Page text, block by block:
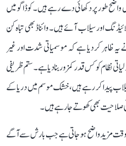
طور پر دکھائی دے رہے ہیں۔ کوڈاگو میں
اور سیلاب آئے ہیں۔ وائناڈ بھی تباہ کن
یہ ظاہر کر دیا ہے کہ موسمیاتی شدت اور غیر
نظام کو کس قدر کمزور بنا دیا ہے۔ ستم ظریفی
پیدا کر رہے ہیں، خشک موسم میں دریا کے
صلاحیت بھی کھوتے جا رہے ہیں۔
وقت مزید واضح ہو جاتی ہے جب بارش سے آگے